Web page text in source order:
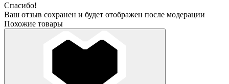
Спасибо!
Ваш отзыв сохранен и будет отображен после модерации
Похожие товары